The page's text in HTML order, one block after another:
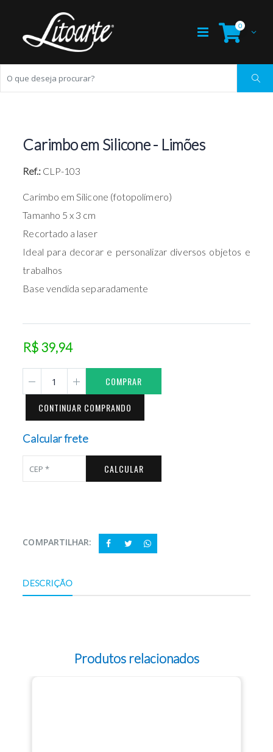
0
Carimbo em Silicone - Limões
Ref.: CLP-103
Carimbo em Silicone (fotopolímero)
Tamanho 5 x 3 cm
Recortado a laser
Ideal para decorar e personalizar diversos objetos e
trabalhos
Base vendida separadamente
R$ 39,94
COMPRAR
CONTINUAR COMPRANDO
Calcular frete
CALCULAR
COMPARTILHAR:
DESCRIÇÃO
Produtos relacionados